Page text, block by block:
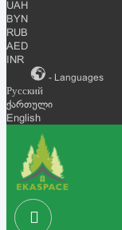
UAH
BYN
RUB
AED
INR
- Languages
Русский
ქართული
English